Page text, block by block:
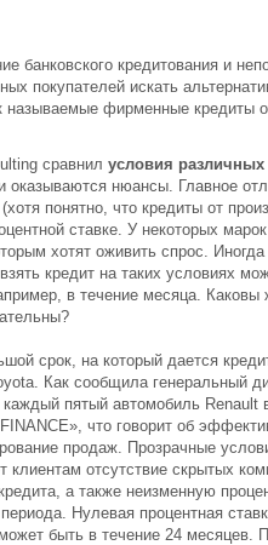
банковского кредитования и
покупателей искать
называемые фирменные кредиты
сравнил условия
нюансы. Главное
(хотя понятно, что кредиты от
ставке. У некоторых
хотят оживить спрос.
кредит на таких условиях
в течение месяца. Каковы
срок, на который дается
Как сообщила генеральный
каждый пятый автомобиль
что говорит об
продаж. Прозрачные
клиентам отсутствие скрытых
а также неизменную
периода. Нулевая процентная
быть в течение 24 месяцев.